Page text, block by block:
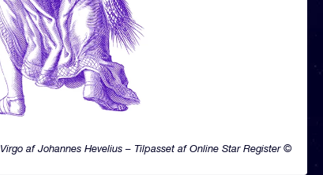
Virgo af Johannes Hevelius – Tilpasset af Online Star Register ©